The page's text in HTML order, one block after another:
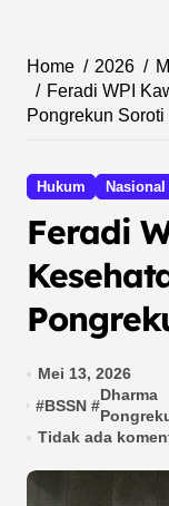
Home 2026
Feradi WPI
Pongrekun Soroti
Hukum Nasional
Feradi
Mei 13, 2026
#BSSN #
Dharma
Tidak ada